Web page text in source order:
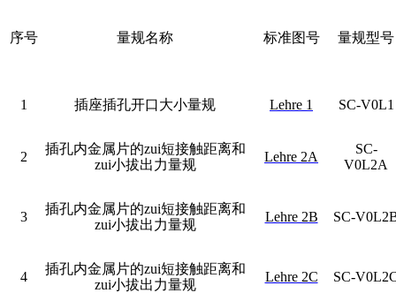
序号 量规名称 标准图号 量规型号
1 插座插孔开口大小量规 Lehre 1 SC-V0L1
2
插孔内金属片的zui短接触距离和
zui小拔出力量规
Lehre 2A
SC-
V0L2A
3
插孔内金属片的zui短接触距离和
zui小拔出力量规
Lehre 2B SC-
4
插孔内金属片的zui短接触距离和
zui小拔出力量规
Lehre 2C SC-